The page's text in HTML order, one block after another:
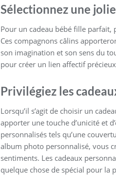
Sélectionnez une
Pour un cadeau bébé fille
Ces compagnons câlins
son imagination et son sens du
pour créer un lien affectif
Privilégiez les
Lorsqu’il s’agit de choisir un
apporter une touche d’unicité et
personnalisés tels qu’une
album photo personnalisé, vous
sentiments. Les cadeaux
quelque chose de spécial pour la